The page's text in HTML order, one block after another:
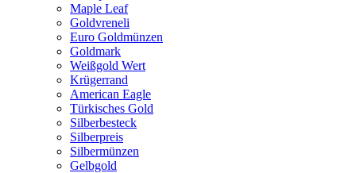
Maple Leaf
Goldvreneli
Euro Goldmünzen
Goldmark
Weißgold Wert
Krügerrand
American Eagle
Türkisches Gold
Silberbesteck
Silberpreis
Silbermünzen
Gelbgold